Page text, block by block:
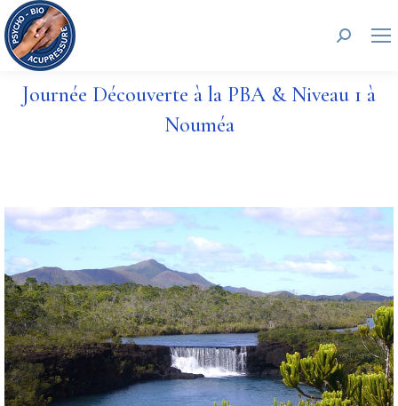
Journée Découverte à la PBA & Niveau 1 à
Nouméa